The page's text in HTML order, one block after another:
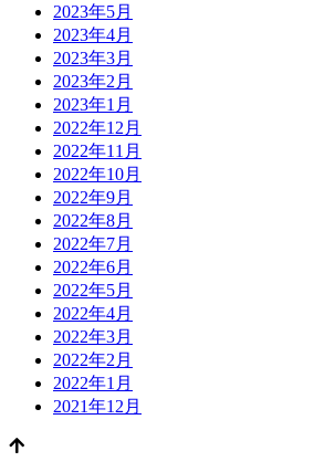
2023年5月
2023年4月
2023年3月
2023年2月
2023年1月
2022年12月
2022年11月
2022年10月
2022年9月
2022年8月
2022年7月
2022年6月
2022年5月
2022年4月
2022年3月
2022年2月
2022年1月
2021年12月